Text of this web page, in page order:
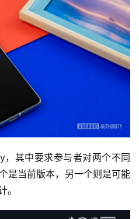
其中要求参与者对两个不同
当前版本，另一个则是可能
。